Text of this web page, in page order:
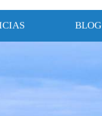
BLOG